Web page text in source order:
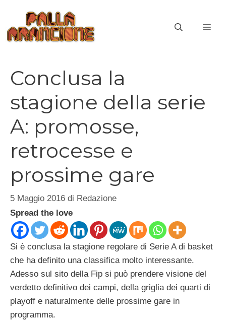
contenuto
Conclusa la
stagione della serie
A: promosse,
retrocesse e
prossime gare
5 Maggio 2016 di Redazione
Spread the love
Si è conclusa la stagione regolare di Serie A di basket
che ha definito una classifica molto interessante.
Adesso sul sito della Fip si può prendere visione del
verdetto definitivo dei campi, della griglia dei quarti di
playoff e naturalmente delle prossime gare in
programma.